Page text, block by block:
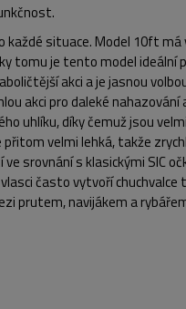
každé situace. Model 10ft má
tomu je tento model ideální
akci a je jasnou
akci pro daleké nahazování
uhlíku, díky čemuž jsou
velmi lehká, takže
srovnání s klasickými SIC
často vytvoří
prutem, navijákem a